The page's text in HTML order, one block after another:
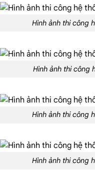
Hình ảnh thi công
Hình ảnh thi công
Hình ảnh thi công
Hình ảnh thi công